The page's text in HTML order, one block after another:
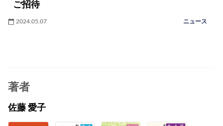
ご招待
2024.05.07 ニュース
著者
佐藤 愛子